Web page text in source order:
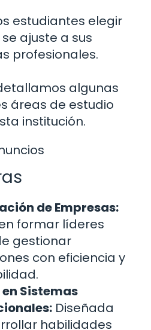
estudiantes elegir
ajuste a sus
profesionales.
algunas
áreas de estudio
institución.
de Empresas:
formar líderes
gestionar
con eficiencia y
Sistemas
Diseñada
habilidades